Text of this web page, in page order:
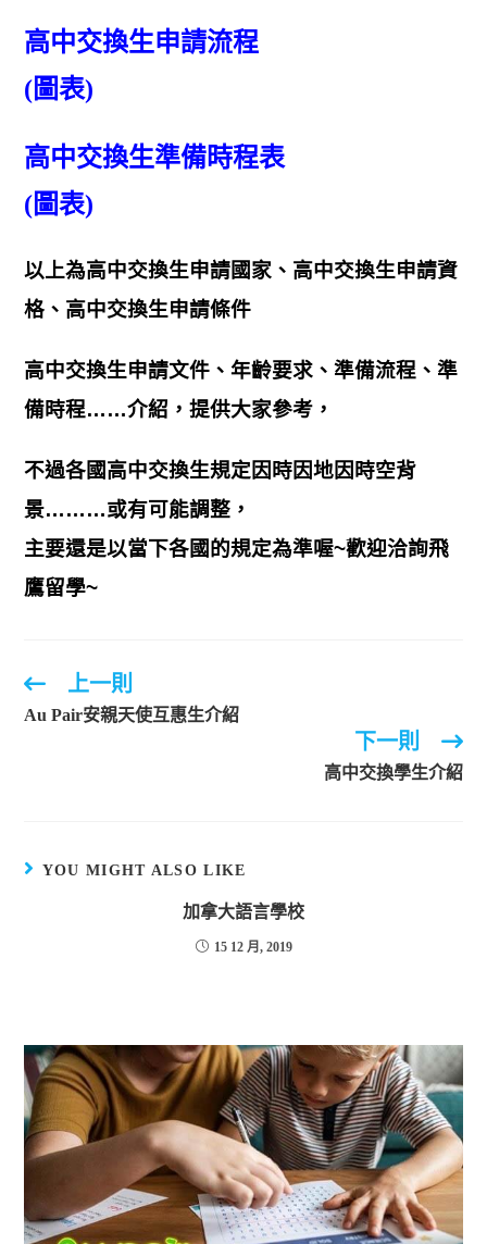
高中交換生申請流程
(圖表)
高中交換生準備時程表
(圖表)
以上為高中交換生申請國家、高中交換生申請資
格、高中交換生申請條件
高中交換生申請文件、年齡要求、準備流程、準
備時程……介紹，提供大家參考，
不過各國高中交換生規定因時因地因時空背
景………或有可能調整，
主要還是以當下各國的規定為準喔~歡迎洽詢飛
鷹留學~
上一則
Au Pair安親天使互惠生介紹
下一則
高中交換學生介紹
YOU MIGHT ALSO LIKE
加拿大語言學校
15 12 月, 2019